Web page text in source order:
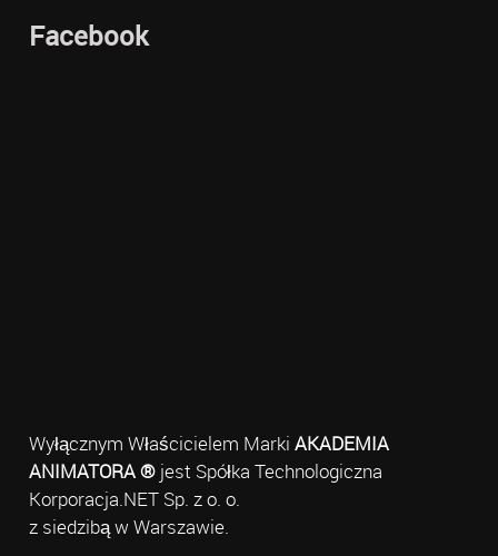
Facebook
Wyłącznym Właścicielem Marki AKADEMIA
ANIMATORA ®jest Spółka Technologiczna
Korporacja.NET Sp. z o. o.
z siedzibą w Warszawie.